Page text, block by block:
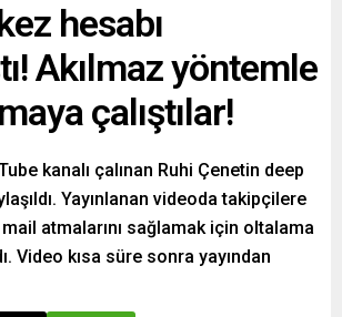
hesabı
Akılmaz yöntemle
çalıştılar!
kanalı çalınan Ruhi Çenetin deep
Yayınlanan videoda takipçilere
atmalarını sağlamak için oltalama
Video kısa süre sonra yayından